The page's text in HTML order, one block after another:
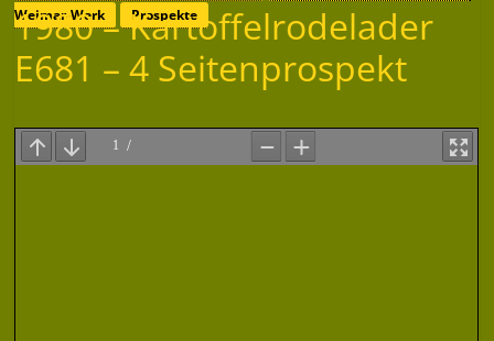
Weimar-Werk
Prospekte
1980 – Kartoffelrodelader
E681 – 4 Seitenprospekt